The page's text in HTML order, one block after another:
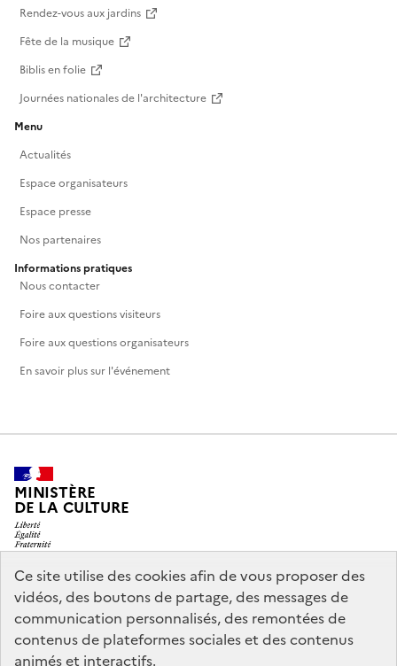
Ce site utilise des cookies afin de vous proposer des
vidéos, des boutons de partage, des messages de
communication personnalisés, des remontées de
contenus de plateformes sociales et des contenus
animés et interactifs.
Rendez-vous aux jardins
Fête de la musique
Biblis en folie
Journées nationales de l'architecture
Menu
Actualités
Espace organisateurs
Espace presse
Nos partenaires
Informations pratiques
Nous contacter
Foire aux questions visiteurs
Foire aux questions organisateurs
En savoir plus sur l'événement
MINISTÈRE
DE LA CULTURE
legifrance.gouv.fr
info.gouv.fr
service-public.gouv.fr
data.gouv.fr